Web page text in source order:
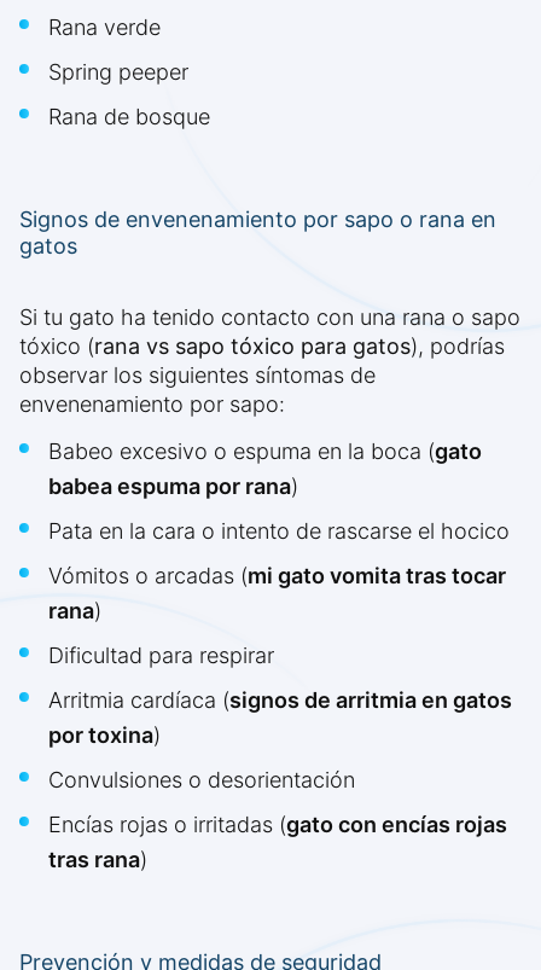
Rana verde
Spring peeper
Rana de bosque
Signos de envenenamiento por sapo o rana en
gatos
Si tu gato ha tenido contacto con una rana o sapo
tóxico (rana vs sapo tóxico para gatos), podrías
observar los siguientes síntomas de
envenenamiento por sapo:
Babeo excesivo o espuma en la boca (gato
babea espuma por rana)
Pata en la cara o intento de rascarse el hocico
Vómitos o arcadas (mi gato vomita tras tocar
rana)
Dificultad para respirar
Arritmia cardíaca (signos de arritmia en gatos
por toxina)
Convulsiones o desorientación
Encías rojas o irritadas (gato con encías rojas
tras rana)
Prevención y medidas de seguridad